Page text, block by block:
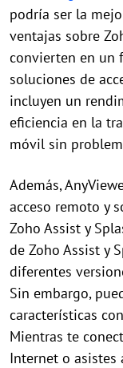
podría ser la
ventajas sobre
convierten en un
soluciones de
incluyen un
eficiencia en la
móvil sin
Además,
acceso remoto y
Zoho Assist y
de Zoho Assist y
diferentes
Sin embargo,
características
Mientras te
Internet o asistes